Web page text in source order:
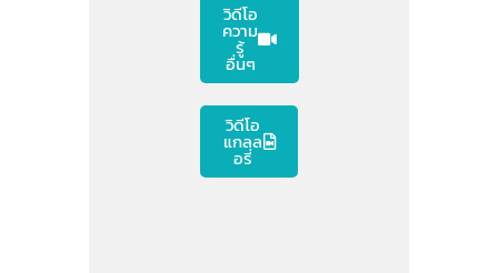
วิดีโอ
ความ
รู้
อื่นๆ
วิดีโอ
แกลล
อรี่